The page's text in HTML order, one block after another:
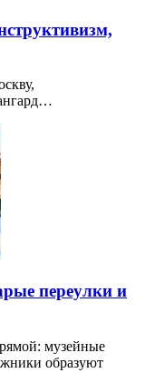
переулки и
музейные
образуют